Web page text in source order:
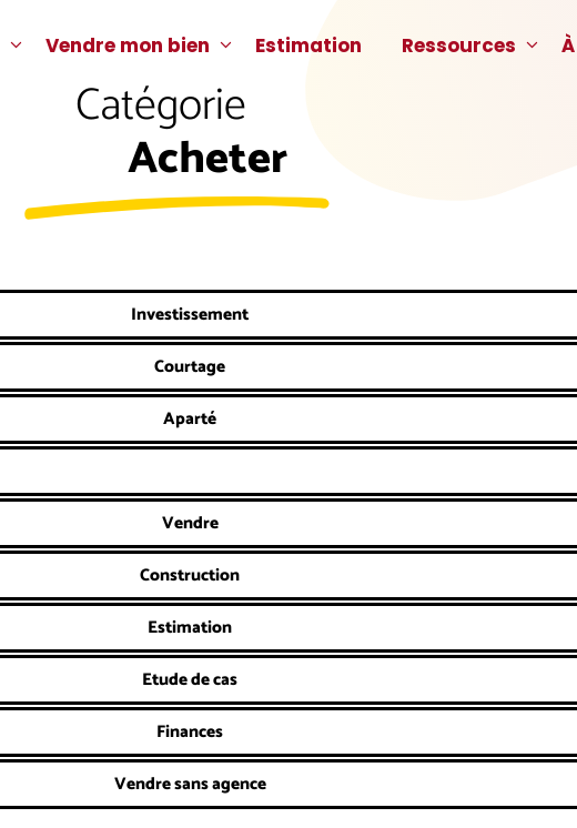
Vendre mon bien Estimation Ressources
Catégorie
Acheter
Investissement
Courtage
Aparté
Vendre
Construction
Estimation
Etude de cas
Finances
Vendre sans agence